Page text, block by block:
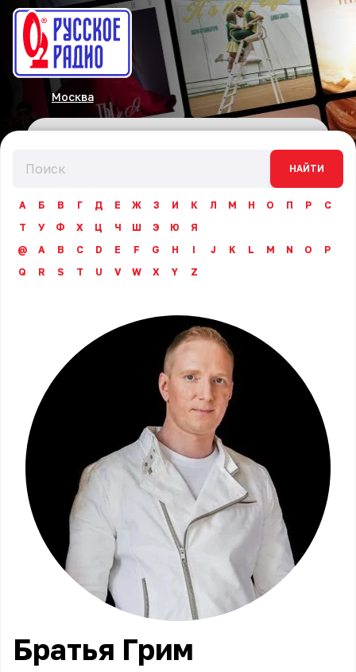
Москва
НАЙТИ
А Б В Г Д Е Ж З И К Л М Н О П Р
С
Т
У Ф Х Ц Ч Ш Э Ю
Я
@
A B C D E F G H I J K L M N O
P
Q
R S T U V W X Y Z
Братья Грим